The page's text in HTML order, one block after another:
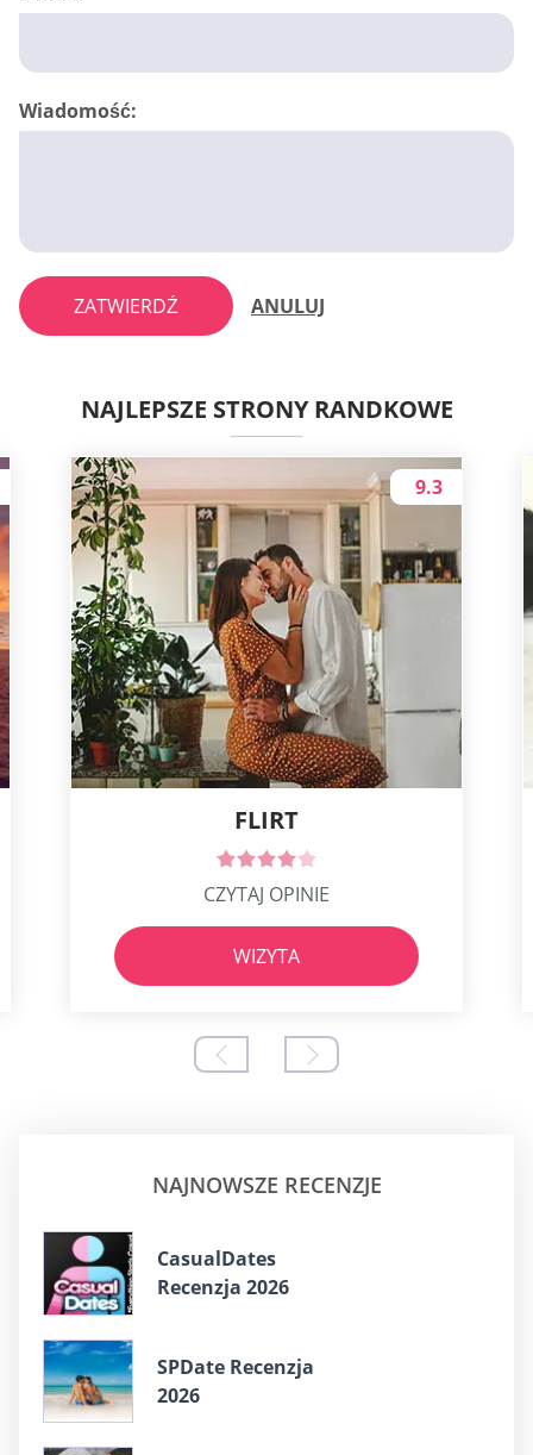
Wiadomość:
ZATWIERDŹ ANULUJ
NAJLEPSZE STRONY RANDKOWE
FLIRT
9.3
CZYTAJ OPINIE
WIZYTA
NAJNOWSZE RECENZJE
СasualDates
Recenzja 2026
SPDate Recenzja
2026